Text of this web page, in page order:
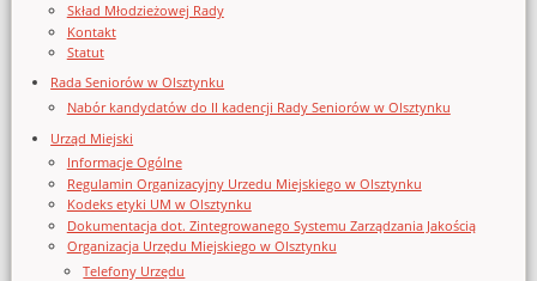
Skład Młodzieżowej Rady
Kontakt
Statut
Rada Seniorów w Olsztynku
Nabór kandydatów do II kadencji Rady Seniorów w Olsztynku
Urząd Miejski
Informacje Ogólne
Regulamin Organizacyjny Urzedu Miejskiego w Olsztynku
Kodeks etyki UM w Olsztynku
Dokumentacja dot. Zintegrowanego Systemu Zarządzania Jakością
Organizacja Urzędu Miejskiego w Olsztynku
Telefony Urzędu